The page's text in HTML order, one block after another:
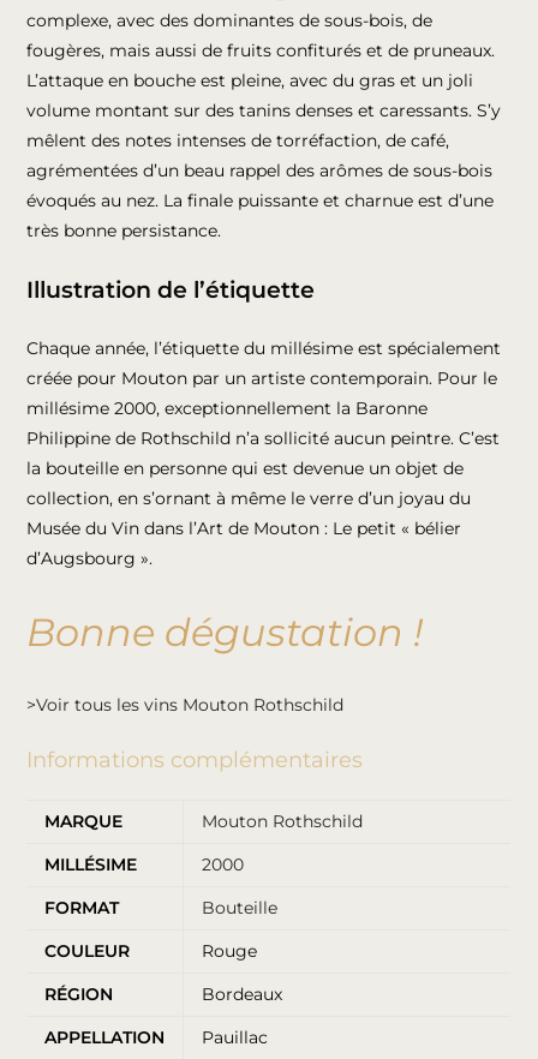
complexe, avec des dominantes de sous-bois, de
fougères, mais aussi de fruits confiturés et de pruneaux.
L’attaque en bouche est pleine, avec du gras et un joli
volume montant sur des tanins denses et caressants. S’y
mêlent des notes intenses de torréfaction, de café,
agrémentées d’un beau rappel des arômes de sous-bois
évoqués au nez. La finale puissante et charnue est d’une
très bonne persistance.
Illustration de l’étiquette
Chaque année, l’étiquette du millésime est spécialement
créée pour Mouton par un artiste contemporain. Pour le
millésime 2000, exceptionnellement la Baronne
Philippine de Rothschild n’a sollicité aucun peintre. C’est
la bouteille en personne qui est devenue un objet de
collection, en s’ornant à même le verre d’un joyau du
Musée du Vin dans l’Art de Mouton : Le petit « bélier
d’Augsbourg ».
Bonne dégustation !
>Voir tous les vins Mouton Rothschild
Informations complémentaires
MARQUE
Mouton Rothschild
MILLÉSIME
2000
FORMAT
Bouteille
COULEUR
Rouge
RÉGION
Bordeaux
APPELLATION
Pauillac